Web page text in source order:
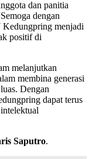
dan panitia
dengan
Kedungpring menjadi
positif di
melanjutkan
membina generasi
Dengan
dapat terus
Saputro.